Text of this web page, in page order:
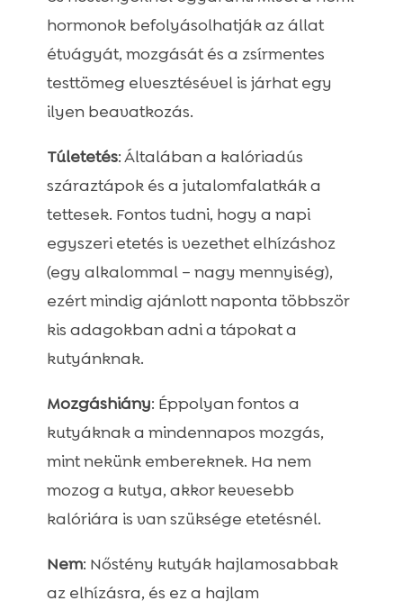
hormonok befolyásolhatják az állat
étvágyát, mozgását és a zsírmentes
testtömeg elvesztésével is járhat egy
ilyen beavatkozás.
Túletetés: Általában a kalóriadús
száraztápok és a jutalomfalatkák a
tettesek. Fontos tudni, hogy a napi
egyszeri etetés is vezethet elhízáshoz
(egy alkalommal – nagy mennyiség),
ezért mindig ajánlott naponta többször
kis adagokban adni a tápokat a
kutyánknak.
Mozgáshiány: Éppolyan fontos a
kutyáknak a mindennapos mozgás,
mint nekünk embereknek. Ha nem
mozog a kutya, akkor kevesebb
kalóriára is van szüksége etetésnél.
Nem: Nőstény kutyák hajlamosabbak
az elhízásra, és ez a hajlam